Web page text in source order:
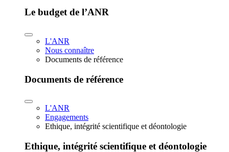
Le budget de l’ANR
L'ANR
Nous connaître
Documents de référence
Documents de référence
L'ANR
Engagements
Ethique, intégrité scientifique et déontologie
Ethique, intégrité scientifique et déontologie